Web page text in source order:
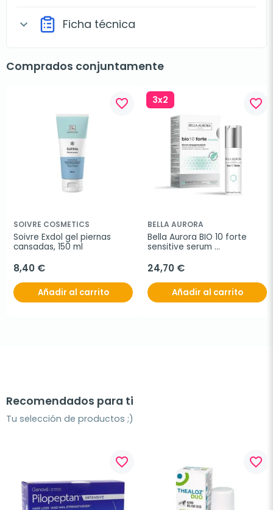
expand_more Ficha técnica
Comprados conjuntamente
favorite_border
SOIVRE COSMETICS
Soivre Exdol gel piernas
cansadas, 150 ml
8,40 €
Añadir al carrito
3x2 favorite_border
BELLA AURORA
Bella Aurora BIO 10 forte
sensitive serum
24,70 €
Añadir al carrito
Recomendados para ti
Tu selección de productos ;)
favorite_border favorite_border